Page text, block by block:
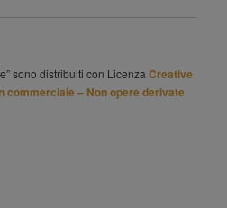
sono distribuiti con LicenzaCreative
commerciale – Non opere derivate